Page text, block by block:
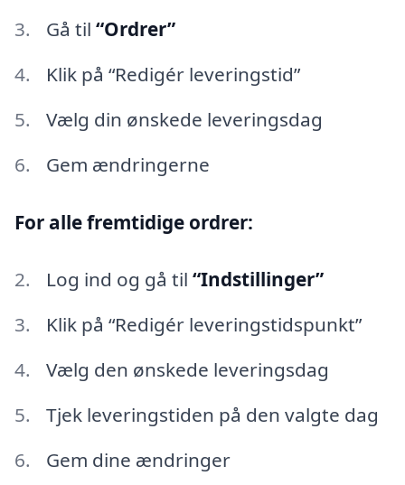
Gå til “Ordrer”
Klik på “Redigér leveringstid”
Vælg din ønskede leveringsdag
Gem ændringerne
For alle fremtidige ordrer:
Log ind og gå til “Indstillinger”
Klik på “Redigér leveringstidspunkt”
Vælg den ønskede leveringsdag
Tjek leveringstiden på den valgte dag
Gem dine ændringer